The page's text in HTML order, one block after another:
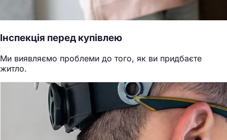
Інспекція перед купівлею
Ми виявляємо проблеми до того, як ви придбаєте
житло.